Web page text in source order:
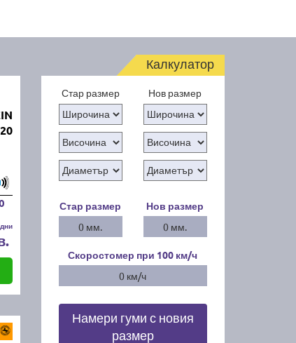
Калкулатор
Стар размер Нов размер
Стар размер
0 мм.
Нов размер
0 мм.
Скоростомер при 100 км/ч
0 км/ч
Намери гуми с новия
размер